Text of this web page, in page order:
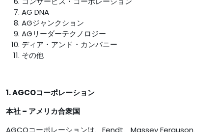
AG DNA
AGジャンクション
AGリーダーテクノロジー
ディア・アンド・カンパニー
その他
1. AGCOコーポレーション
本社 – アメリカ合衆国
AGCOコーポレーションは、Fendt、Massey Ferguson、